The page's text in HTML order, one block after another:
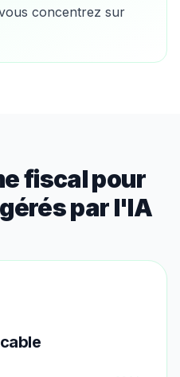
concentrez sur
fiscal pour
par l'IA